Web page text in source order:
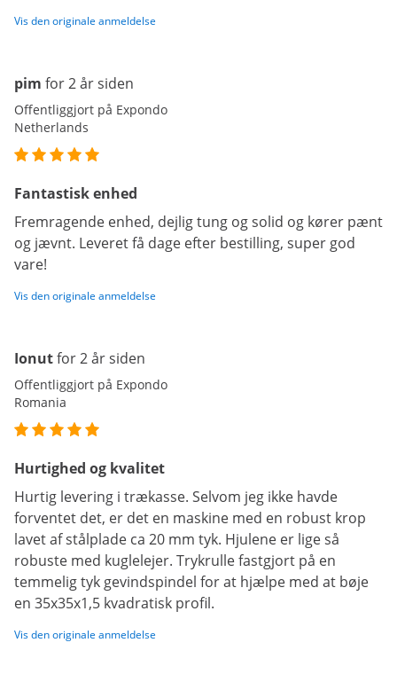
Vis den originale anmeldelse
pim for 2 år siden
Offentliggjort på Expondo
Netherlands
Fantastisk enhed
Fremragende enhed, dejlig tung og solid og kører pænt
og jævnt. Leveret få dage efter bestilling, super god
vare!
Vis den originale anmeldelse
Ionutfor 2 år siden
Offentliggjort på Expondo
Romania
Hurtighed og kvalitet
Hurtig levering i trækasse. Selvom jeg ikke havde
forventet det, er det en maskine med en robust krop
lavet af stålplade ca 20 mm tyk. Hjulene er lige så
robuste med kuglelejer. Trykrulle fastgjort på en
temmelig tyk gevindspindel for at hjælpe med at bøje
en 35x35x1,5 kvadratisk profil.
Vis den originale anmeldelse